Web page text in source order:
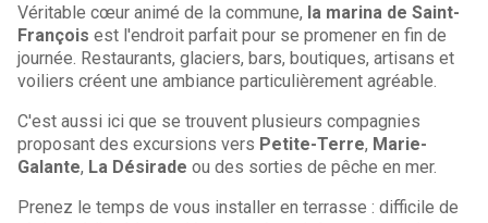
Véritable cœur animé de la commune, la marina de Saint-
François est l'endroit parfait pour se promener en fin de
journée. Restaurants, glaciers, bars, boutiques, artisans et
voiliers créent une ambiance particulièrement agréable.
C'est aussi ici que se trouvent plusieurs compagnies
proposant des excursions vers Petite-Terre, Marie-
Galante, La Désirade ou des sorties de pêche en mer.
Prenez le temps de vous installer en terrasse : difficile de